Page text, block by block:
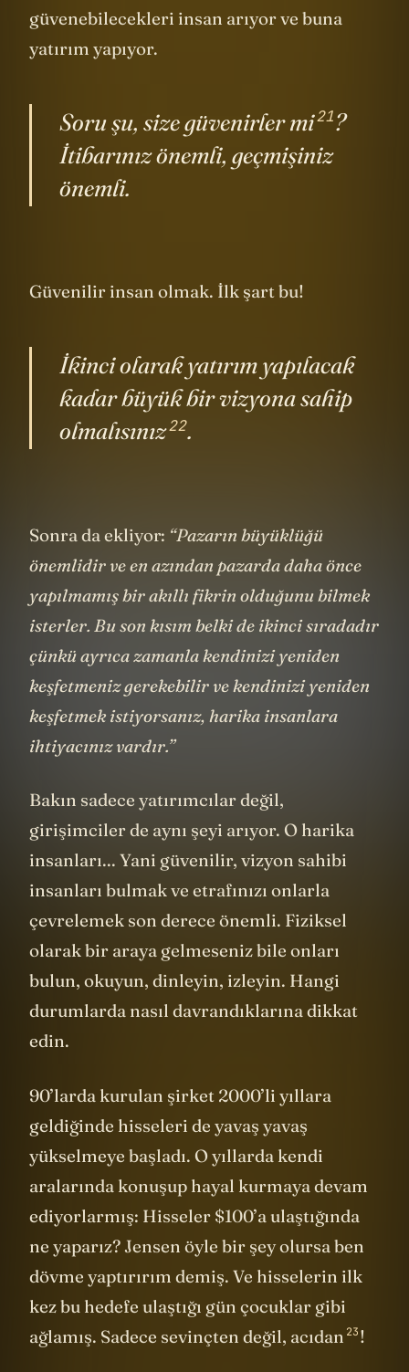
planını herkes yazabilir. Onlar
güvenebilecekleri insan arıyor ve buna
Soru şu, sizegüvenirler mi 21
İtibarınız önemli, geçmişiniz
İkinci olarak yatırım yapılacak
kadar büyük bir vizyona sahip
Sonra da ekliyor:“Pazarın büyüklüğü
önemlidir ve en azından pazarda daha önce
yapılmamış bir akıllı fikrin olduğunu bilmek
isterler. Bu son kısım belki de ikinci sıradadır
çünkü ayrıca zamanla kendinizi yeniden
keşfetmeniz gerekebilir ve kendinizi yeniden
keşfetmek istiyorsanız, harika insanlara
Bakın sadece yatırımcılar değil,
girişimciler de aynı şeyi arıyor. O harika
insanları... Yani güvenilir, vizyon sahibi
insanları bulmak ve etrafınızı onlarla
çevrelemek son derece önemli. Fiziksel
olarak bir araya gelmeseniz bile onları
bulun, okuyun, dinleyin, izleyin. Hangi
durumlarda nasıl davrandıklarına dikkat
90’larda kurulan şirket 2000’li yıllara
geldiğinde hisseleri de yavaş yavaş
yükselmeye başladı. O yıllarda kendi
aralarında konuşup hayal kurmaya devam
ediyorlarmış: Hisseler $100’a ulaştığında
ne yaparız? Jensen öyle bir şey olursa ben
dövme yaptırırım demiş. Ve hisselerin ilk
kez bu hedefe ulaştığı gün çocuklar gibi